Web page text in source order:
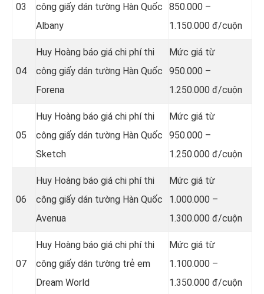
03
công giấy dán tường Hàn Quốc
Albany
850.000 –
1.150.000 đ/cuộn
04
Huy Hoàng báo giá chi phí thi
công giấy dán tường Hàn Quốc
Forena
Mức giá từ
950.000 –
1.250.000 đ/cuộn
05
Huy Hoàng báo giá chi phí thi
công giấy dán tường Hàn Quốc
Sketch
Mức giá từ
950.000 –
1.250.000 đ/cuộn
06
Huy Hoàng báo giá chi phí thi
công giấy dán tường Hàn Quốc
Avenua
Mức giá từ
1.000.000 –
1.300.000 đ/cuộn
07
Huy Hoàng báo giá chi phí thi
công giấy dán tường trẻ em
Dream World
Mức giá từ
1.100.000 –
1.350.000 đ/cuộn